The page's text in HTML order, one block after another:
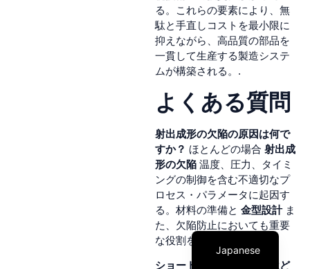
る。これらの要素により、無
駄と手直しコストを最小限に
抑えながら、高品質の部品を
一貫して生産する製造システ
ムが構築される。.
よくある質問
射出成形の欠陥の原因は何で
すか？ ほとんどの場合 射出成
形の欠陥 温度、圧力、タイミ
ングの制御を含む不適切なプ
ロセス・パラメータに起因す
る。材料の準備と 金型設計ま
た、欠陥防止においても重要
な役割を果たしている。.
ショートショットの欠陥はど
Japanese
English
Spanish
French
Arabic
Chinese